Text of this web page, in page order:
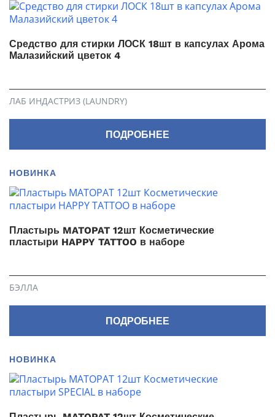
Средство для стирки ЛОСК 18шт в капсулах Арома
Малазийский цветок 4
ЛАБ ИНДАСТРИЗ (LAUNDRY)
ПОДРОБНЕЕ
НОВИНКА
Пластырь MATOPAT 12шт Косметические
пластыри HAPPY TATTOO в наборе
БЭЛЛА
ПОДРОБНЕЕ
НОВИНКА